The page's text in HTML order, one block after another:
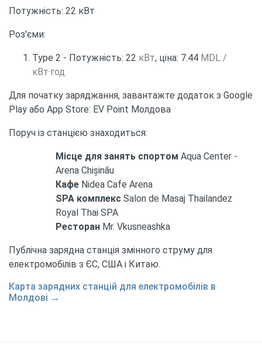
Потужність: 22 кВт
Роз'єми:
Type 2 - Потужність: 22 кВт, ціна: 7.44 MDL /
кВт·год
Для початку заряджання, завантажте додаток з Google
Play або App Store: EV Point Молдова
Поруч із станцією знаходиться:
Місце для занять спортом Aqua Center -
Arena Chișinău
Кафе Nidea Cafe Arena
SPA комплекс Salon de Masaj Thailandez
Royal Thai SPA
Ресторан Mr. Vkusneashka
Публічна зарядна станція змінного струму для
електромобілів з ЄС, США і Китаю.
Карта зарядних станцій для електромобілів в
Молдові →